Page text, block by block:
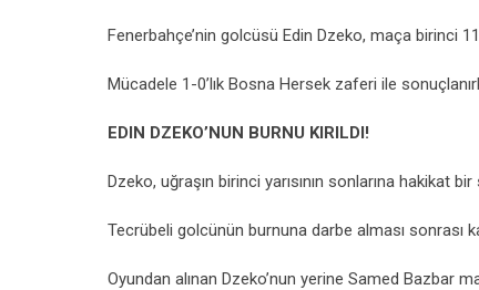
Fenerbahçe’nin golcüsü Edin Dzeko, maça birinci
Mücadele 1-0’lık Bosna Hersek zaferi ile
EDIN DZEKO’NUN BURNU KIRILDI!
Dzeko, uğraşın birinci yarısının sonlarına hakikat
Tecrübeli golcünün burnuna darbe alması sonrası
Oyundan alınan Dzeko’nun yerine Samed Bazbar